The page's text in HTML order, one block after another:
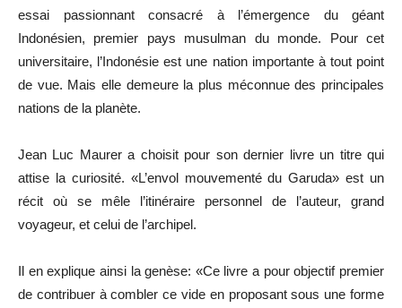
essai passionnant consacré à l’émergence du géant
Indonésien, premier pays musulman du monde. Pour cet
universitaire, l’Indonésie est une nation importante à tout point
de vue. Mais elle demeure la plus méconnue des principales
nations de la planète.
Jean Luc Maurer a choisit pour son dernier livre un titre qui
attise la curiosité. «L’envol mouvementé du Garuda» est un
récit où se mêle l’itinéraire personnel de l’auteur, grand
voyageur, et celui de l’archipel.
Il en explique ainsi la genèse: «Ce livre a pour objectif premier
de contribuer à combler ce vide en proposant sous une forme